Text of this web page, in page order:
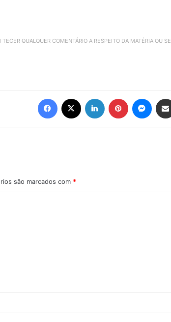
QUALQUER COMENTÁRIO A RESPEITO DA MATÉRIA OU
são marcados com *